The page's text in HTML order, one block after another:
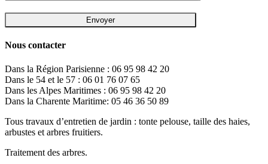
Nous contacter
Dans la Région Parisienne : 06 95 98 42 20
Dans le 54 et le 57 : 06 01 76 07 65
Dans les Alpes Maritimes : 06 95 98 42 20
Dans la Charente Maritime: 05 46 36 50 89
Tous travaux d’entretien de jardin : tonte pelouse, taille des haies,
arbustes et arbres fruitiers.
Traitement des arbres.